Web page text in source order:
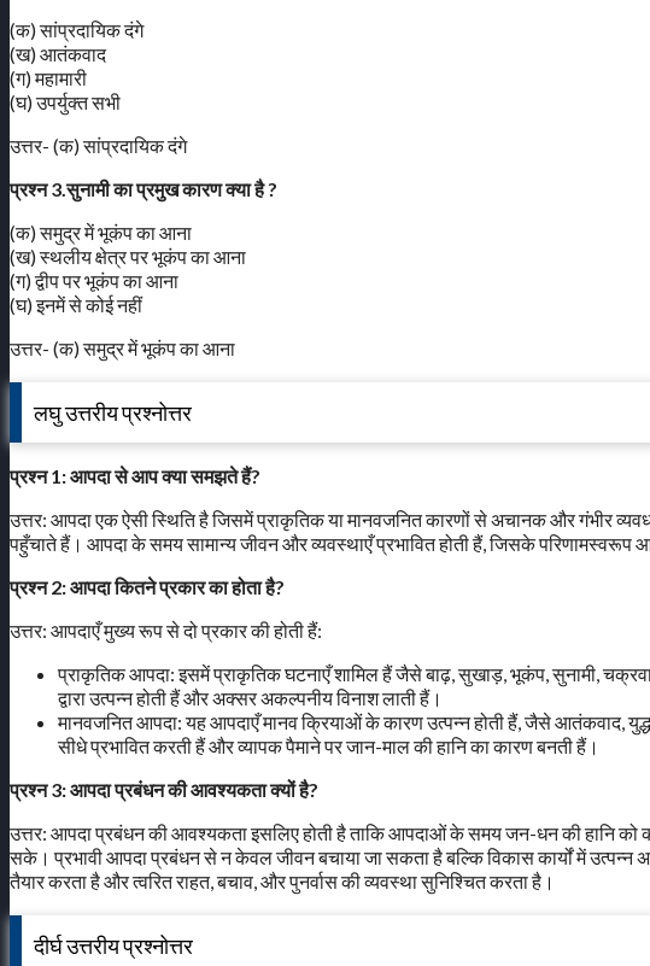
(क) सांप्रदायिक दंगे
(ख) आतंकवाद
(ग) महामारी
(घ) उपर्युक्त सभी
उत्तर- (क) सांप्रदायिक दंगे
प्रश्न 3.सुनामी का प्रमुख कारण क्या है ?
(क) समुद्र में भूकंप का आना
(ख) स्थलीय क्षेत्र पर भूकंप का आना
(ग) द्वीप पर भूकंप का आना
(घ) इनमें से कोई नहीं
उत्तर- (क) समुद्र में भूकंप का आना
लघु उत्तरीय प्रश्नोत्तर
प्रश्न 1: आपदा से आप क्या समझते हैं?
उत्तर: आपदा एक ऐसी स्थिति है जिसमें प्राकृतिक या मानवजनित कारणों से अचानक और गंभीर
पहुँचाते हैं। आपदा के समय सामान्य जीवन और व्यवस्थाएँ प्रभावित होती हैं, जिसके परिणामस्वरूप
प्रश्न 2: आपदा कितने प्रकार का होता है?
उत्तर: आपदाएँ मुख्य रूप से दो प्रकार की होती हैं:
प्राकृतिक आपदा: इसमें प्राकृतिक घटनाएँ शामिल हैं जैसे बाढ़, सुखाड़, भूकंप, सुनामी,
द्वारा उत्पन्न होती हैं और अक्सर अकल्पनीय विनाश लाती हैं।
मानवजनित आपदा: यह आपदाएँ मानव क्रियाओं के कारण उत्पन्न होती हैं, जैसे आतंकवाद,
सीधे प्रभावित करती हैं और व्यापक पैमाने पर जान-माल की हानि का कारण बनती हैं।
प्रश्न 3: आपदा प्रबंधन की आवश्यकता क्यों है?
उत्तर: आपदा प्रबंधन की आवश्यकता इसलिए होती है ताकि आपदाओं के समय जन-धन की हानि को
सके। प्रभावी आपदा प्रबंधन से न केवल जीवन बचाया जा सकता है बल्कि विकास कार्यों में
तैयार करता है और त्वरित राहत, बचाव, और पुनर्वास की व्यवस्था सुनिश्चित करता है।
दीर्घ उत्तरीय प्रश्नोत्तर